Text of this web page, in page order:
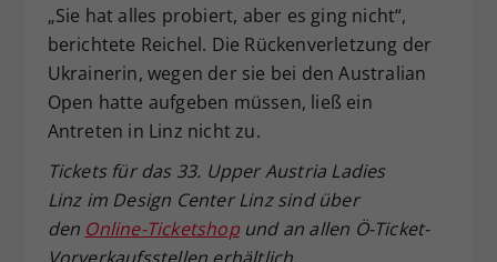
„Sie hat alles probiert, aber es ging nicht“,
berichtete Reichel. Die Rückenverletzung der
Ukrainerin, wegen der sie bei den Australian
Open hatte aufgeben müssen, ließ ein
Antreten in Linz nicht zu.
Tickets für das 33. Upper Austria Ladies
Linz im Design Center Linz sind über
den Online-Ticketshopund an allen Ö-Ticket-